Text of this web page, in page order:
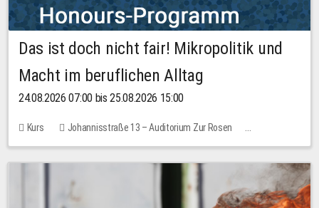
Das ist doch nicht fair! Mikropolitik und
Macht im beruflichen Alltag
24.08.2026 07:00 bis 25.08.2026 15:00
Kurs
Johannisstraße 13 – Auditorium Zur Rosen
Keine freien Plätze